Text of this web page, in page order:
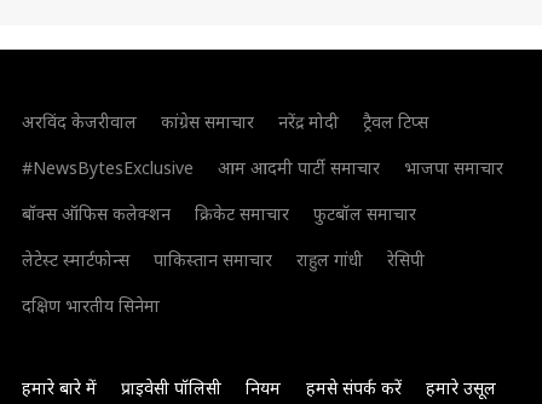
अरविंद केजरीवाल कांग्रेस समाचार नरेंद्र मोदी
ट्रैवल टिप्स
#NewsBytesExclusive
आम आदमी पार्टी समाचार
भाजपा समाचार
बॉक्स ऑफिस कलेक्शन
क्रिकेट समाचार
फुटबॉल समाचार
लेटेस्ट स्मार्टफोन्स
पाकिस्तान समाचार राहुल गांधी
रेसिपी
दक्षिण भारतीय सिनेमा
हमारे बारे में प्राइवेसी पॉलिसी नियम हमसे संपर्क करें हमारे उसूल